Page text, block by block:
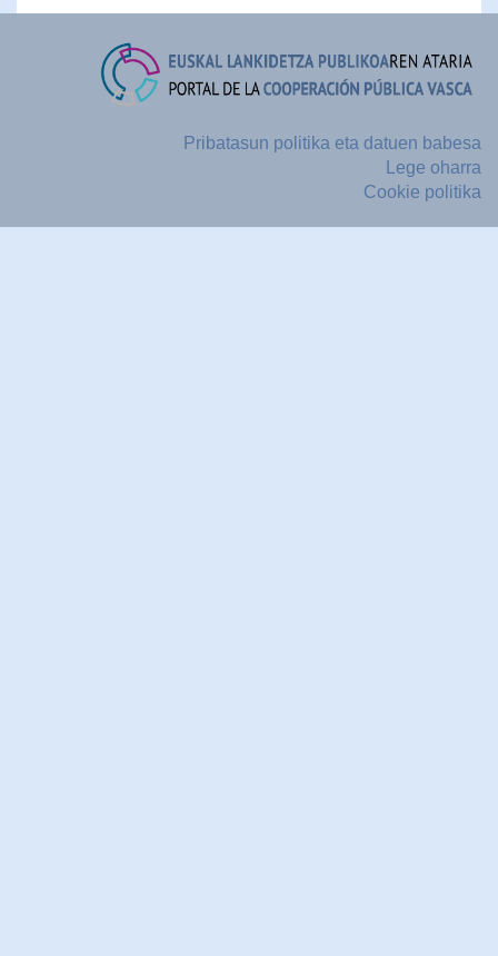
Pribatasun politika eta datuen babesa
Lege oharra
Cookie politika